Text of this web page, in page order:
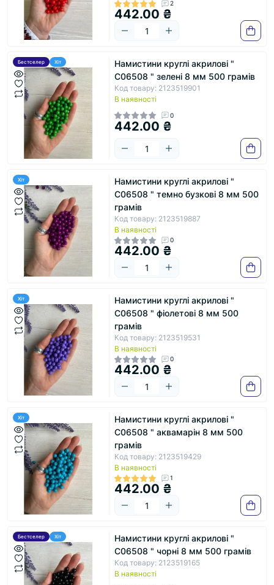
2
442.00 ₴
Бестселер Хіт
Намистини круглі акрилові "
С06508 " зелені 8 мм 500 грамів
Код товару: 2123519901
В наявності
0
442.00 ₴
Хіт
Намистини круглі акрилові "
С06508 " темно бузкові 8 мм 500
грамів
Код товару: 2123519887
В наявності
0
442.00 ₴
Хіт
Намистини круглі акрилові "
С06508 " фіолетові 8 мм 500
грамів
Код товару: 2123519531
В наявності
0
442.00 ₴
Хіт
Намистини круглі акрилові "
С06508 " аквамарін 8 мм 500
грамів
Код товару: 2123519429
В наявності
1
442.00 ₴
Бестселер Хіт
Намистини круглі акрилові "
С06508 " чорні 8 мм 500 грамів
Код товару: 2123519165
В наявності